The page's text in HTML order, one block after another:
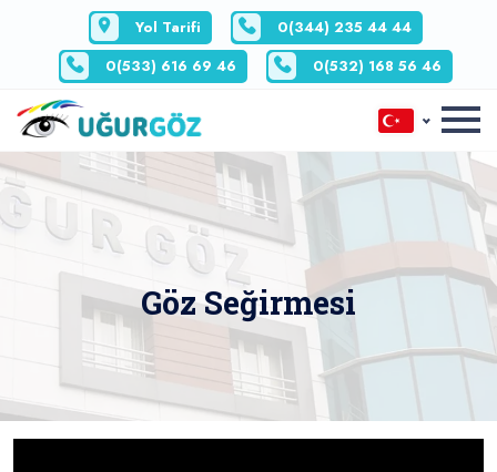
Yol Tarifi
0(344) 235 44 44
0(533) 616 69 46
0(532) 168 56 46
Göz Seğirmesi